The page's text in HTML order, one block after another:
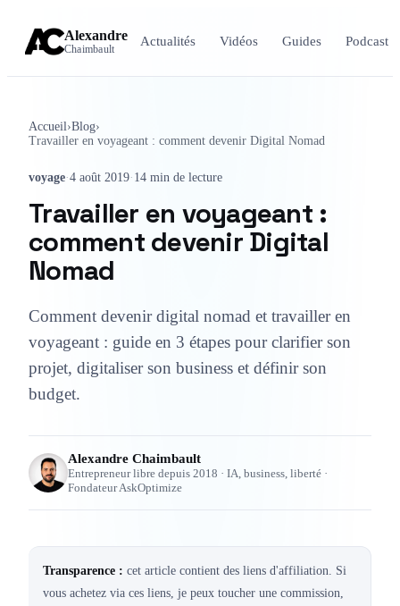
Alexandre
Chaimbault
Actualités Vidéos Guides Podcast
Accueil›Blog›
Travailler en voyageant : comment devenir Digital Nomad
voyage·4 août 2019·14 min de lecture
Travailler en voyageant :
comment devenir Digital
Nomad
Comment devenir digital nomad et travailler en
voyageant : guide en 3 étapes pour clarifier son
projet, digitaliser son business et définir son
budget.
Alexandre Chaimbault
Entrepreneur libre depuis 2018 · IA, business, liberté ·
Fondateur AskOptimize
Transparence : cet article contient des liens d'affiliation. Si
vous achetez via ces liens, je peux toucher une commission,